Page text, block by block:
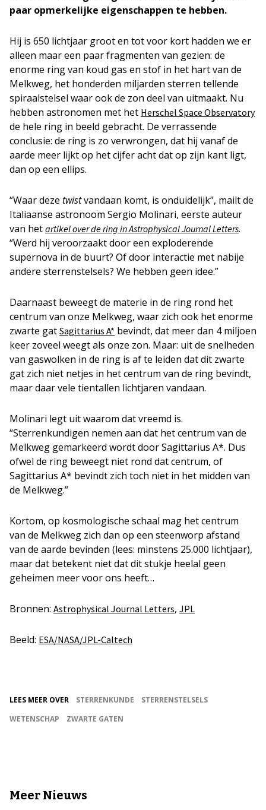
paar opmerkelijke eigenschappen te hebben.
Hij is 650 lichtjaar groot en tot voor kort hadden we er
alleen maar een paar fragmenten van gezien: de
enorme ring van koud gas en stof in het hart van de
Melkweg, het honderden miljarden sterren tellende
spiraalstelsel waar ook de zon deel van uitmaakt. Nu
hebben astronomen met het Herschel Space Observatory
de hele ring in beeld gebracht. De verrassende
conclusie: de ring is zo verwrongen, dat hij vanaf de
aarde meer lijkt op het cijfer acht dat op zijn kant ligt,
dan op een ellips.
“Waar deze twistvandaan komt, is onduidelijk”, mailt de
Italiaanse astronoom Sergio Molinari, eerste auteur
van het artikel over de ring in Astrophysical Journal Letters.
“Werd hij veroorzaakt door een exploderende
supernova in de buurt? Of door interactie met nabije
andere sterrenstelsels? We hebben geen idee.”
Daarnaast beweegt de materie in de ring rond het
centrum van onze Melkweg, waar zich ook het enorme
zwarte gat Sagittarius A* bevindt, dat meer dan 4 miljoen
keer zoveel weegt als onze zon. Maar: uit de snelheden
van gaswolken in de ring is af te leiden dat dit zwarte
gat zich niet netjes in het centrum van de ring bevindt,
maar daar vele tientallen lichtjaren vandaan.
Molinari legt uit waarom dat vreemd is.
“Sterrenkundigen nemen aan dat het centrum van de
Melkweg gemarkeerd wordt door Sagittarius A*. Dus
ofwel de ring beweegt niet rond dat centrum, of
Sagittarius A* bevindt zich toch niet in het midden van
de Melkweg.”
Kortom, op kosmologische schaal mag het centrum
van de Melkweg zich dan op een steenworp afstand
van de aarde bevinden (lees: minstens 25.000 lichtjaar),
maar dat betekent niet dat dit stukje heelal geen
geheimen meer voor ons heeft…
Bronnen: Astrophysical Journal Letters, JPL
Beeld: ESA/NASA/JPL-Caltech
LEES MEER OVER STERRENKUNDE
STERRENSTELSELS
WETENSCHAP
ZWARTE GATEN
Meer Nieuws